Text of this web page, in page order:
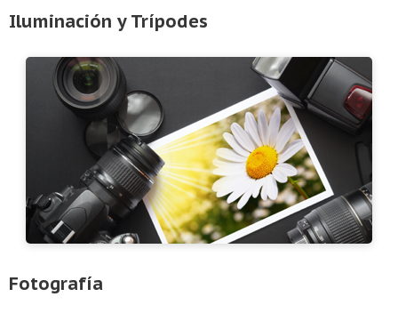
Iluminación y Trípodes
Fotografía